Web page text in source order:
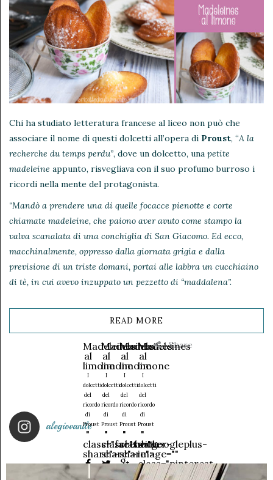
Chi ha studiato letteratura francese al liceo non può che
associare il nome di questi dolcetti all’opera di Proust, “A la
recherche du temps perdu”, dove un dolcetto, una petite
madeleine appunto, risvegliava con il suo profumo burroso i
ricordi nella mente del protagonista.
“Mandò a prendere una di quelle focacce pienotte e corte
chiamate madeleine, che paiono aver avuto come stampo la
valva scanalata di una conchiglia di San Giacomo. Ed ecco,
macchinalmente, oppresso dalla giornata grigia e dalla
previsione di un triste domani, portai alle labbra un cucchiaino
di tè, in cui avevo inzuppato un pezzetto di “maddalena”.
READ MORE
Share
Madeleines
al
limone
I
dolcetti
del
ricordo
di
Proust
"
class="facebook-
share">
Madeleines
al
limone
I
dolcetti
del
ricordo
di
Proust
"
class="twitter-
share">
Madeleines
al
limone
I
dolcetti
del
ricordo
di
Proust
"
class="googleplus-
share">
Madeleines
al
limone
I
dolcetti
del
ricordo
di
Proust
"
data-
image=""
class="pinterest-
share">
alegiovanile